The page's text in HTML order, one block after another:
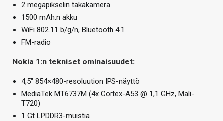
2 megapikselin takakamera
1500 mAh:n akku
WiFi 802.11 b/g/n, Bluetooth 4.1
FM-radio
Nokia 1:n tekniset ominaisuudet:
4,5″ 854×480-resoluution IPS-näyttö
MediaTek MT6737M (4x Cortex-A53 @ 1,1 GHz, Mali-
T720)
1 Gt LPDDR3-muistia